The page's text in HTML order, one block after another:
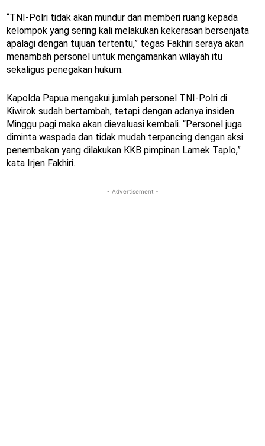
“TNI-Polri tidak akan mundur dan memberi ruang kepada
kelompok yang sering kali melakukan kekerasan bersenjata
apalagi dengan tujuan tertentu,” tegas Fakhiri seraya akan
menambah personel untuk mengamankan wilayah itu
sekaligus penegakan hukum.
Kapolda Papua mengakui jumlah personel TNI-Polri di
Kiwirok sudah bertambah, tetapi dengan adanya insiden
Minggu pagi maka akan dievaluasi kembali. “Personel juga
diminta waspada dan tidak mudah terpancing dengan aksi
penembakan yang dilakukan KKB pimpinan Lamek Taplo,”
kata Irjen Fakhiri.
- Advertisement -